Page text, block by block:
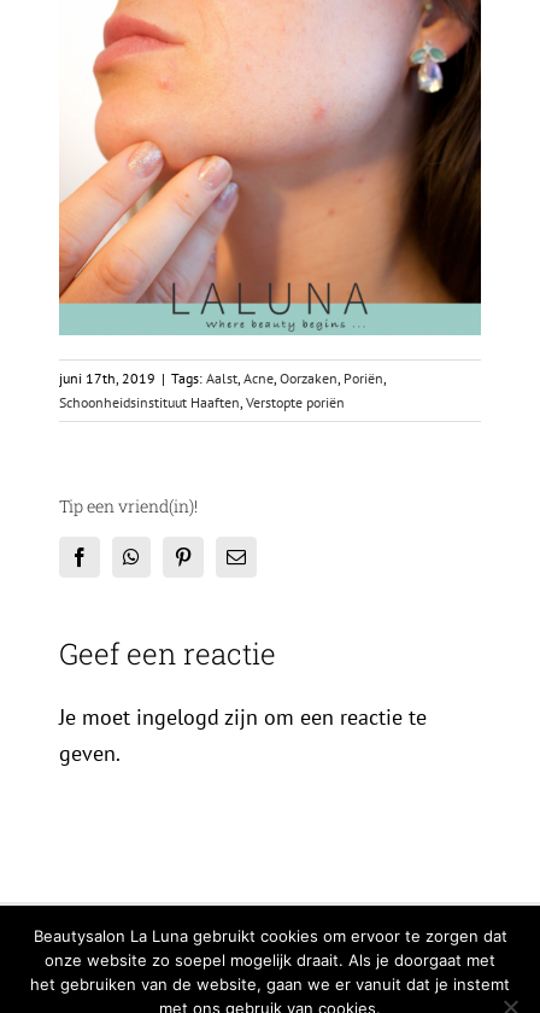
juni 17th, 2019 | Tags:Aalst ,Acne ,Oorzaken Poriën
Schoonheidsinstituut Haaften ,Verstopte poriën
Tip een vriend(in)!
FacebookWhatsAppPinterestE-
Geef een reactie
Je moet ingelogd zijn om een reactie te
geven.
© Copyright 2026 | All Rights Reserved | Privacy Verklaring Cookiebeleid
Facebook
Instagram
Beautysalon La Luna gebruikt cookies om ervoor te zorgen dat
onze website zo soepel mogelijk draait. Als je doorgaat met
het gebruiken van de website, gaan we er vanuit dat je instemt
met ons gebruik van cookies.